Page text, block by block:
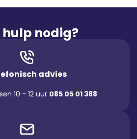
hulp nodig?
advies
10 - 12 uur 085 05 01 388